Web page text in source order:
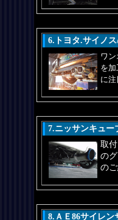
6.トヨタ.サイノ
ワ
を
に
7.ニッサンキュー
取
の
の
8.ＡＥ86サイレン